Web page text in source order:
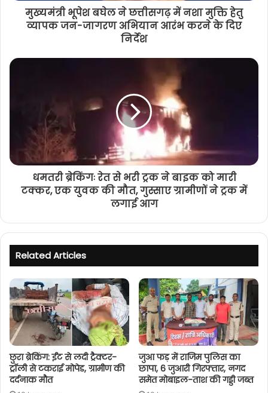
मुख्यमंत्री भूपेश बघेल ने छत्तीसगढ़ में नशा मुक्ति हेतु
व्यापक जन-जागरण अभियान आरंभ करने के दिए
निर्देश
धमतरी ब्रेकिंगः रेत से भरी ट्रक ने बाइक को मारी
टक्कर, एक युवक की मौत, गुस्साए ग्रामीणों ने ट्रक में
लगाई आग
Related Articles
छुरा ब्रेकिंग: ईंट से लदी ट्रैक्टर-
ट्रॉली से टकराई मोपेड, ग्रामीण की
दर्दनाक मौत
जुआ फड़ में राजिम पुलिस का
छापा, 6 जुआरी गिरफ्तार, नगद
समेत मोबाइल-ताश की गड्डी जब्त